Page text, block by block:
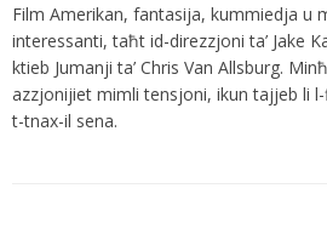
Film Amerikan, fantasija, kummiedja u
interessanti, taħt id-direzzjoni ta’ Jake
ktieb Jumanji ta’ Chris Van Allsburg.
azzjonijiet mimli tensjoni, ikun tajjeb li
t-tnax-il sena.